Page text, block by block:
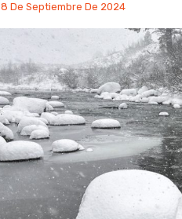
8 De Septiembre De 2024